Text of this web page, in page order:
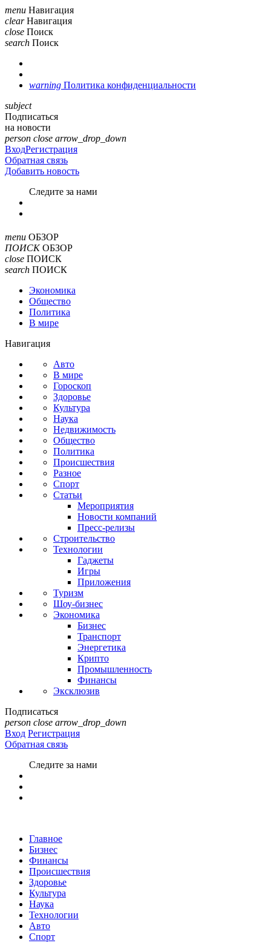
menu Навигация
clear Навигация
close Поиск
search Поиск
warning Политика конфиденциальности
subject
Подписаться
на новости
person close arrow_drop_down
ВходРегистрация
Обратная связь
Добавить новость
Cледите за нами
menu ОБЗОР
ПОИСК ОБЗОР
close ПОИСК
search ПОИСК
Экономика
Общество
Политика
В мире
Навигация
Авто
В мире
Гороскоп
Здоровье
Культура
Наука
Недвижимость
Общество
Политика
Происшествия
Разное
Спорт
Статьи
Мероприятия
Новости компаний
Пресс-релизы
Строительство
Технологии
Гаджеты
Игры
Приложения
Туризм
Шоу-бизнес
Экономика
Бизнес
Транспорт
Энергетика
Крипто
Промышленность
Финансы
Эксклюзив
Подписаться
person close arrow_drop_down
Вход Регистрация
Обратная связь
Следите за нами
Главное
Бизнес
Финансы
Происшествия
Здоровье
Культура
Наука
Технологии
Авто
Спорт